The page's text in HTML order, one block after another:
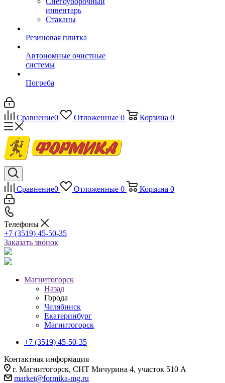
инвентарь
Стаканы
Резиновая плитка
Автономные очистные
системы
Погреба
Сравнение0 Отложенные 0 Корзина 0
Сравнение0 Отложенные 0 Корзина 0
Телефоны
+7 (3519) 45-50-35
Заказать звонок
Магнитогорск
Назад
Города
Челябинск
Екатеринбург
Магнитогорск
+7 (3519) 45-50-35
Контактная информация
г. Магнитогорск, СНТ Мичурина 4, участок 510 А
market@formika-mg.ru